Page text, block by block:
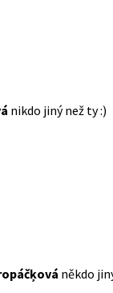
nikdo jiný než ty :)
někdo